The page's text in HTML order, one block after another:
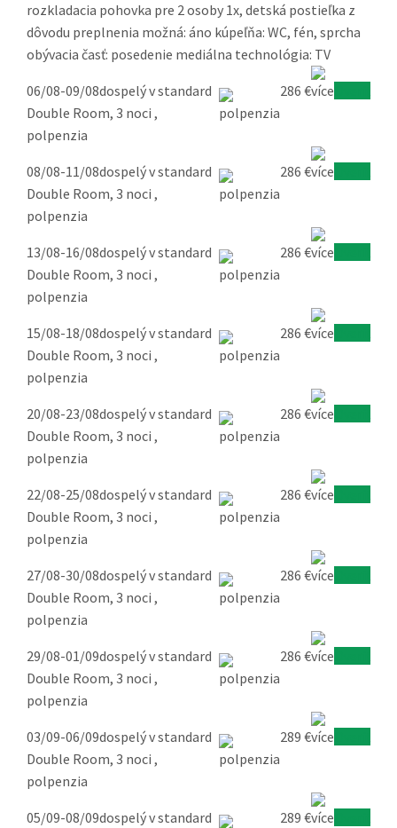
rozkladacia pohovka pre 2 osoby 1x, detská postieľka z
dôvodu preplnenia možná: áno kúpeľňa: WC, fén, sprcha
obývacia časť: posedenie mediálna technológia: TV
06/08-09/08dospelý v standard
Double Room, 3 noci ,
polpenzia
286 €
08/08-11/08dospelý v standard
Double Room, 3 noci ,
polpenzia
286 €
13/08-16/08dospelý v standard
Double Room, 3 noci ,
polpenzia
286 €
15/08-18/08dospelý v standard
Double Room, 3 noci ,
polpenzia
286 €
20/08-23/08dospelý v standard
Double Room, 3 noci ,
polpenzia
286 €
22/08-25/08dospelý v standard
Double Room, 3 noci ,
polpenzia
286 €
27/08-30/08dospelý v standard
Double Room, 3 noci ,
polpenzia
286 €
29/08-01/09dospelý v standard
Double Room, 3 noci ,
polpenzia
286 €
03/09-06/09dospelý v standard
Double Room, 3 noci ,
polpenzia
289 €
05/09-08/09dospelý v standard
289 €